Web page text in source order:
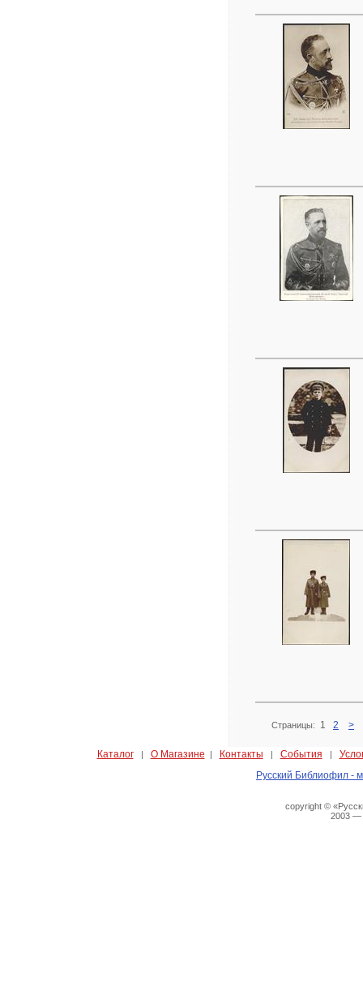
Страницы: 1 2 >
Каталог| О Магазине | Контакты | События |
Русский Библиофил -
copyright ©
2003 —